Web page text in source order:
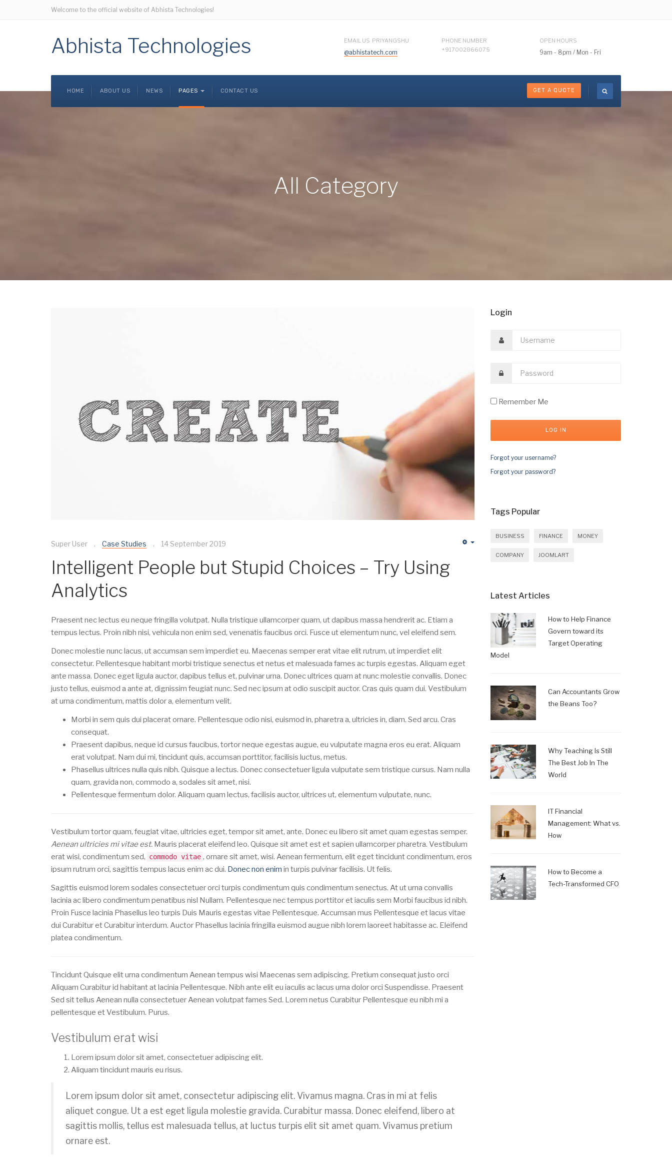
Welcome to the official website of Abhista Technologies!
Abhista Technologies EMAIL US PRIYANGSHU
@abhistatech.com
PHONE NUMBER
+917002866075
OPEN HOURS
9am - 8pm / Mon - Fri
HOME ABOUT US NEWS PAGES CONTACT US GET A QUOTE
All Category
Super User Case Studies 14 September 2019
Intelligent People but Stupid Choices – Try Using
Analytics
Praesent nec lectus eu neque fringilla volutpat. Nulla tristique ullamcorper quam, ut dapibus massa hendrerit ac. Etiam a
tempus lectus. Proin nibh nisi, vehicula non enim sed, venenatis faucibus orci. Fusce ut elementum nunc, vel eleifend sem.
Donec molestie nunc lacus, ut accumsan sem imperdiet eu. Maecenas semper erat vitae elit rutrum, ut imperdiet elit
consectetur. Pellentesque habitant morbi tristique senectus et netus et malesuada fames ac turpis egestas. Aliquam eget
ante massa. Donec eget ligula auctor, dapibus tellus et, pulvinar urna. Donec ultrices quam at nunc molestie convallis. Donec
justo tellus, euismod a ante at, dignissim feugiat nunc. Sed nec ipsum at odio suscipit auctor. Cras quis quam dui. Vestibulum
at urna condimentum, mattis dolor a, elementum velit.
Morbi in sem quis dui placerat ornare. Pellentesque odio nisi, euismod in, pharetra a, ultricies in, diam. Sed arcu. Cras
consequat.
Praesent dapibus, neque id cursus faucibus, tortor neque egestas augue, eu vulputate magna eros eu erat. Aliquam
erat volutpat. Nam dui mi, tincidunt quis, accumsan porttitor, facilisis luctus, metus.
Phasellus ultrices nulla quis nibh. Quisque a lectus. Donec consectetuer ligula vulputate sem tristique cursus. Nam nulla
quam, gravida non, commodo a, sodales sit amet, nisi.
Pellentesque fermentum dolor. Aliquam quam lectus, facilisis auctor, ultrices ut, elementum vulputate, nunc.
Vestibulum tortor quam, feugiat vitae, ultricies eget, tempor sit amet, ante. Donec eu libero sit amet quam egestas semper.
Aenean ultricies mi vitae est. Mauris placerat eleifend leo. Quisque sit amet est et sapien ullamcorper pharetra. Vestibulum
erat wisi, condimentum sed, commodo vitae , ornare sit amet, wisi. Aenean fermentum, elit eget tincidunt condimentum, eros
ipsum rutrum orci, sagittis tempus lacus enim ac dui. Donec non enim in turpis pulvinar facilisis. Ut felis.
Sagittis euismod lorem sodales consectetuer orci turpis condimentum quis condimentum senectus. At ut urna convallis
lacinia ac libero condimentum penatibus nisl Nullam. Pellentesque nec tempus porttitor et iaculis sem Morbi faucibus id nibh.
Proin Fusce lacinia Phasellus leo turpis Duis Mauris egestas vitae Pellentesque. Accumsan mus Pellentesque et lacus vitae
dui Curabitur et Curabitur interdum. Auctor Phasellus lacinia fringilla euismod augue nibh lorem laoreet habitasse ac. Eleifend
platea condimentum.
Tincidunt Quisque elit urna condimentum Aenean tempus wisi Maecenas sem adipiscing. Pretium consequat justo orci
Aliquam Curabitur id habitant at lacinia Pellentesque. Nibh ante elit eu iaculis ac lacus urna dolor orci Suspendisse. Praesent
Sed sit tellus Aenean nulla consectetuer Aenean volutpat fames Sed. Lorem netus Curabitur Pellentesque eu nibh mi a
pellentesque et Vestibulum. Purus.
Vestibulum erat wisi
Lorem ipsum dolor sit amet, consectetuer adipiscing elit.
Aliquam tincidunt mauris eu risus.
Lorem ipsum dolor sit amet, consectetur adipiscing elit. Vivamus magna. Cras in mi at felis
aliquet congue. Ut a est eget ligula molestie gravida. Curabitur massa. Donec eleifend, libero at
sagittis mollis, tellus est malesuada tellus, at luctus turpis elit sit amet quam. Vivamus pretium
ornare est.
Login
Remember Me
Forgot your username?
Forgot your password?
Tags Popular
BUSINESS FINANCE MONEY
COMPANY JOOMLART
Latest Articles
How to Help Finance
Govern toward its
Target Operating
Model
Can Accountants Grow
the Beans Too?
Why Teaching Is Still
The Best Job In The
World
IT Financial
Management: What vs.
How
How to Become a
Tech-Transformed CFO